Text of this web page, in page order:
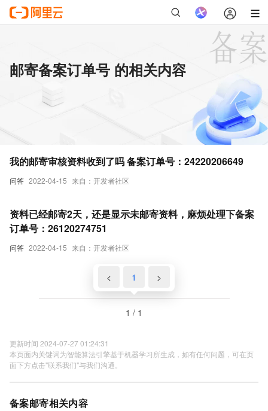
邮寄备案订单号 的相关内容
问答 2022-04-15 来自：开发者社区
我的邮寄审核资料收到了吗 备案订单号：24220206649
问答 2022-04-15 来自：开发者社区
资料已经邮寄2天，还是显示未邮寄资料，麻烦处理下备案
订单号：26120274751
< 1 >
1 / 1
更新时间 2024-07-27 01:24:31
本页面内关键词为智能算法引擎基于机器学习所生成，如有任何问题，可在页
面下方点击"联系我们"与我们沟通。
备案邮寄相关内容